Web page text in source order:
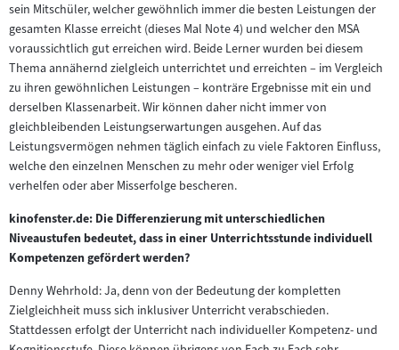
sein Mitschüler, welcher gewöhnlich immer die besten Leistungen der
gesamten Klasse erreicht (dieses Mal Note 4) und welcher den MSA
voraussichtlich gut erreichen wird. Beide Lerner wurden bei diesem
Thema annähernd zielgleich unterrichtet und erreichten – im Vergleich
zu ihren gewöhnlichen Leistungen – konträre Ergebnisse mit ein und
derselben Klassenarbeit. Wir können daher nicht immer von
gleichbleibenden Leistungserwartungen ausgehen. Auf das
Leistungsvermögen nehmen täglich einfach zu viele Faktoren Einfluss,
welche den einzelnen Menschen zu mehr oder weniger viel Erfolg
verhelfen oder aber Misserfolge bescheren.
kinofenster.de: Die Differenzierung mit unterschiedlichen
Niveaustufen bedeutet, dass in einer Unterrichtsstunde individuell
Kompetenzen gefördert werden?
Denny Wehrhold: Ja, denn von der Bedeutung der kompletten
Zielgleichheit muss sich inklusiver Unterricht verabschieden.
Stattdessen erfolgt der Unterricht nach individueller Kompetenz- und